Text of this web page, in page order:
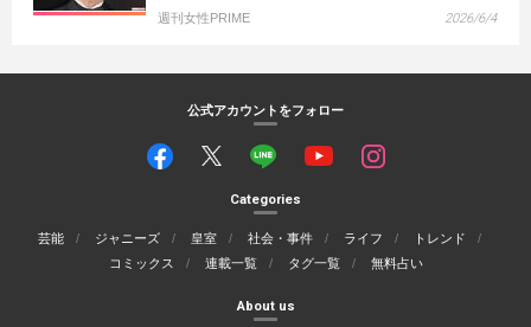
週刊女性PRIME 2026/6/4
公式アカウントをフォロー
Categories
芸能 ジャニーズ 皇室 社会・事件 ライフ
トレンド
コミックス
連載一覧 タグ一覧 無料占い
About us